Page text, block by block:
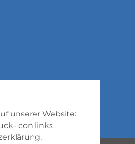
unserer Website:
Icon links
.